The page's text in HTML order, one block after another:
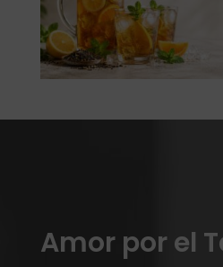
Amor por el